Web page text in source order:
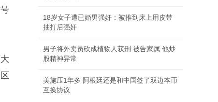
18岁女子遭已婚男强奸：被推到床上用皮带
抽打后强奸
男子将外卖员砍成植物人获刑 被告家属:他炒
股精神异常
美施压1年多 阿根廷还是和中国签了双边本币
互换协议